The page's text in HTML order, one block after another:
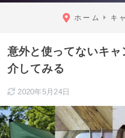
ホーム キ
意外と使ってないキ
介してみる
2020年5月24日